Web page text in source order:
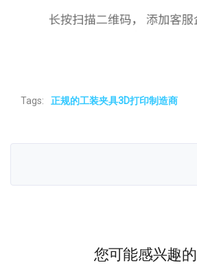
Tags: 正规的工装夹具3D打印制造商
您可能感兴趣的